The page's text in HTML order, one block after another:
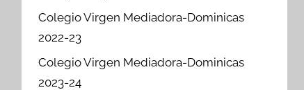
Colegio Virgen Mediadora-Dominicas
2022-23
Colegio Virgen Mediadora-Dominicas
2023-24